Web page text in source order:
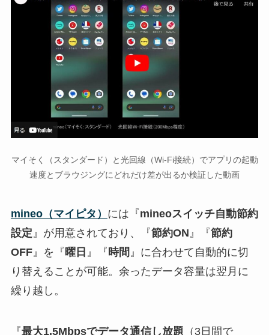
マイそく（スタンダード）と光回線（Wi-Fi接続）でアプリの起動
速度とブラウジングにどれだけ差が出るか検証した動画
mineo（マイピタ） には『mineoスイッチ自動節約
設定 』が用意されており、『節約ON 』『節約
OFF』を『 曜日 』『 時間 』に合わせて自動的に切
り替えることが可能。余ったデータ容量は翌月に
繰り越し。
『最大1.5Mbpsでデータ通信し放題 （3日間で